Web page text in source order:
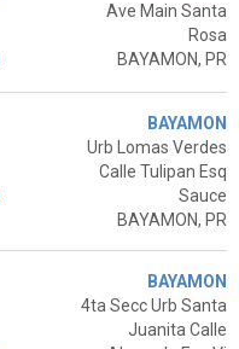
Ave Main Santa
Rosa
BAYAMON, PR
BAYAMON
Urb Lomas Verdes
Calle Tulipan Esq
Sauce
BAYAMON, PR
BAYAMON
4ta Secc Urb Santa
Juanita Calle